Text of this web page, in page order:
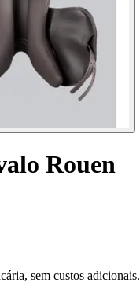
Rouen
sem custos adicionais.